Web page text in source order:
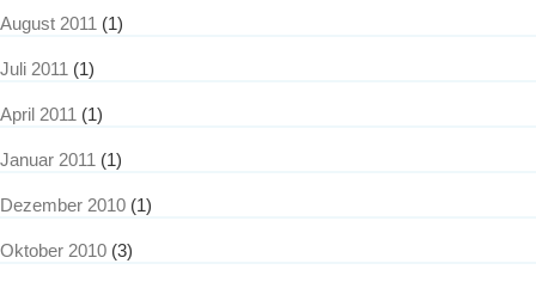
August 2011 (1)
Juli 2011 (1)
April 2011 (1)
Januar 2011 (1)
Dezember 2010 (1)
Oktober 2010 (3)